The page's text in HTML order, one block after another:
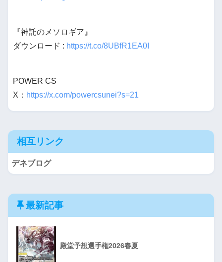
『神託のメソロギア』
ダウンロード : https://t.co/8UBfR1EA0I
POWER CS
X： https://x.com/powercsunei?s=21
相互リンク
デネブログ
最新記事
殿堂予想選手権2026春夏